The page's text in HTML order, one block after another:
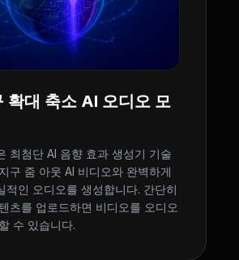
확대 축소 AI 오디오 모
최첨단 AI 음향 효과 생성기 기술
구 줌 아웃 AI 비디오와 완벽하게
적인 오디오를 생성합니다. 간단히
츠를 업로드하면 비디오를 오디오
수 있습니다.